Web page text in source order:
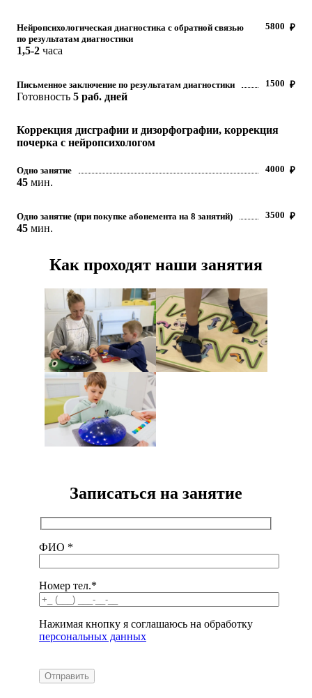
Нейропсихологическая диагностика с обратной связью
по результатам диагностики
₽
5800
1,5-2 часа
Письменное заключение по результатам диагностики ₽
1500
Готовность 5 раб. дней
Коррекция дисграфии и дизорфографии, коррекция
почерка с нейропсихологом
Одно занятие ₽
4000
45 мин.
Одно занятие (при покупке абонемента на 8 занятий) ₽
3500
45 мин.
Как проходят наши занятия
Записаться на занятие
ФИО *
Номер тел.*
Нажимая кнопку я соглашаюсь на обработку
персональных данных